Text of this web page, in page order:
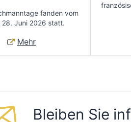
fanden vom
28. Juni 2026 statt.
Mehr
Bleiben Sie